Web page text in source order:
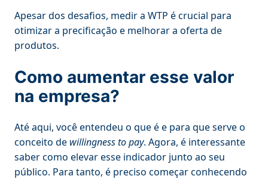
Apesar dos desafios, medir a WTP é crucial para
otimizar a precificação e melhorar a oferta de
produtos.
Como aumentar esse valor
na empresa?
Até aqui, você entendeu o que é e para que serve o
conceito de willingness to pay. Agora, é interessante
saber como elevar esse indicador junto ao seu
público. Para tanto, é preciso começar conhecendo